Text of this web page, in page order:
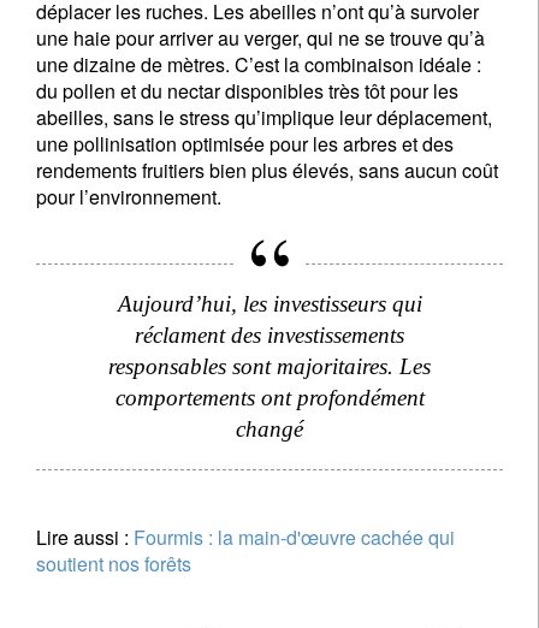
déplacer les ruches. Les abeilles n’ont qu’à survoler
une haie pour arriver au verger, qui ne se trouve qu’à
une dizaine de mètres. C’est la combinaison idéale :
du pollen et du nectar disponibles très tôt pour les
abeilles, sans le stress qu’implique leur déplacement,
une pollinisation optimisée pour les arbres et des
rendements fruitiers bien plus élevés, sans aucun coût
pour l’environnement.
Aujourd’hui, les investisseurs qui
réclament des investissements
responsables sont majoritaires. Les
comportements ont profondément
changé
Lire aussi : Fourmis : la main-d'œuvre cachée qui
soutient nos forêts